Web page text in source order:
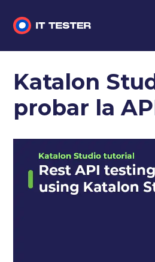
Preguntas de la entrevista
Pruebas manuales
Katalon
probar la